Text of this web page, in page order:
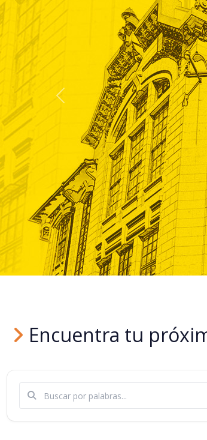
En la
Conectamos
oportunidades
Anterior
Encuentra tu